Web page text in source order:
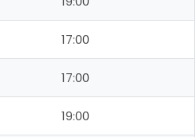
17:00
17:00
19:00